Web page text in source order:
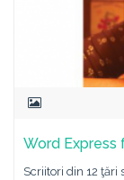
Word Express
Scriitori din 12 ţări